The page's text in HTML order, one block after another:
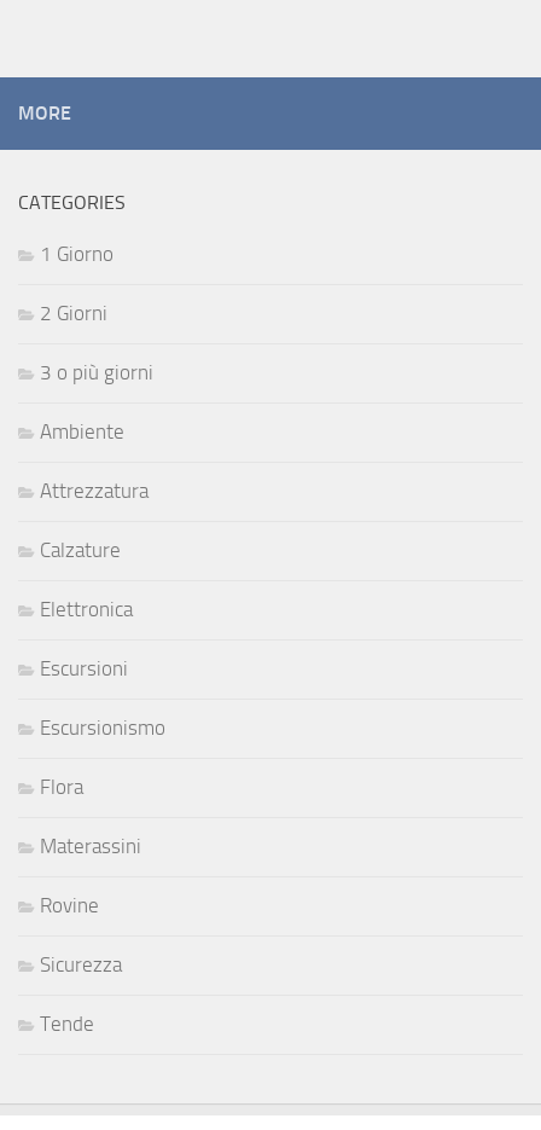
MORE
CATEGORIES
1 Giorno
2 Giorni
3 o più giorni
Ambiente
Attrezzatura
Calzature
Elettronica
Escursioni
Escursionismo
Flora
Materassini
Rovine
Sicurezza
Tende